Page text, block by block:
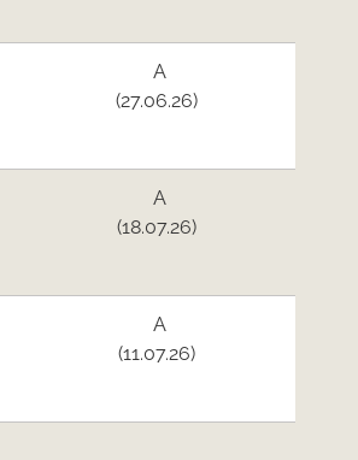
A
(27.06.26)
A
(18.07.26)
A
(11.07.26)